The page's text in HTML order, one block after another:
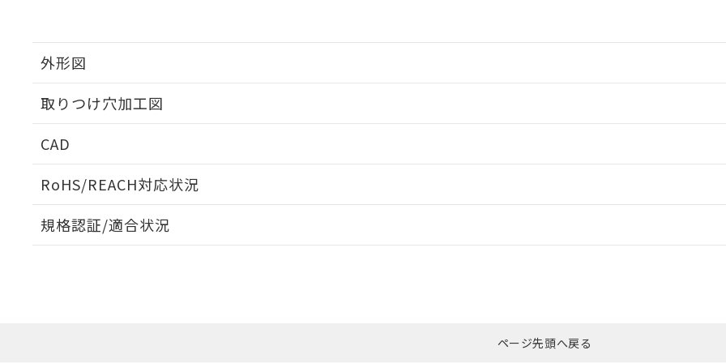
外形図
取りつけ穴加工図
CAD
RoHS/REACH対応状況
EU RoHS 注意事項・凡例
ダウンロードはこちら
規格認証/適合状況
ページ先頭へ戻る